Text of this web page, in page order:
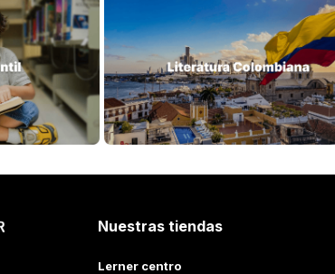
Los lectores también compraron
$ 83.000
LA SOCIEDAD SITIADA
ZYGMUNT BAUMAN
Añadir al Carrito
$ 63.200 $
MUNDO